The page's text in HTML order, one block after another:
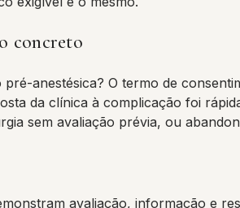
concreto
anestésica? O termo de
da clínica à complicação foi
sem avaliação prévia, ou
avaliação, informação e